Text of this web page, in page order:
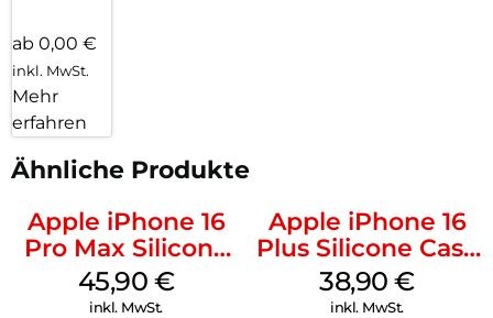
ab 0,00 €
inkl. MwSt.
Mehr
erfahren
Ähnliche Produkte
Apple iPhone 16
Pro Max Silicone
Case MagSafe
Ultramarine
45,90 €
inkl. MwSt.
Apple iPhone 16
Plus Silicone Case
MagSafe Denim
38,90€
inkl. MwSt.